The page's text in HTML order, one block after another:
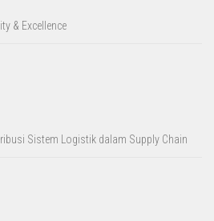
& Excellence
Sistem Logistik dalam Supply Chain